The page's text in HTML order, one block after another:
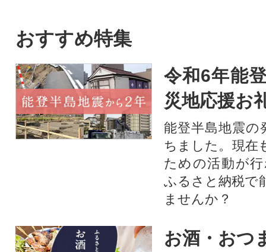
おすすめ特集
令和6年能
災地応援お
能登半島地震の
ちました。現在
ための活動が
ふるさと納税で
ませんか？
お酒・おつ